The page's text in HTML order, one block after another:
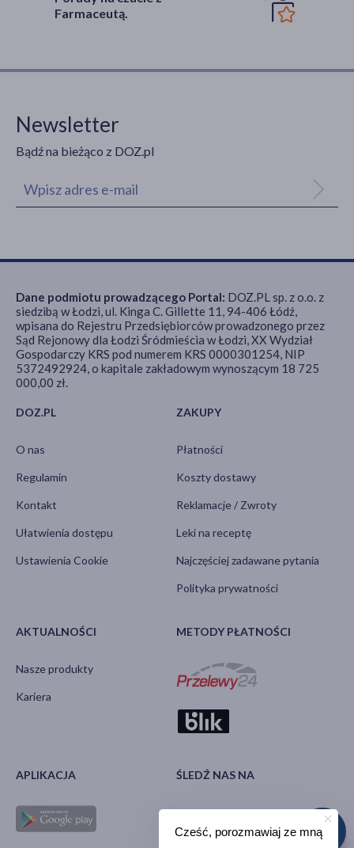
Farmaceutą.
Newsletter
Bądź na bieżąco z DOZ.pl
DOZ.PL
O nas
Regulamin
Kontakt
Ułatwienia dostępu
Ustawienia Cookie
ZAKUPY
Płatności
Koszty dostawy
Reklamacje / Zwroty
Leki na receptę
Najczęściej zadawane pytania
Polityka prywatności
AKTUALNOŚCI
Nasze produkty
Kariera
METODY PŁATNOŚCI
APLIKACJA ŚLEDŹ NAS NA
Dane podmiotu prowadzącego Portal: DOZ.PL sp. z o.o. z
siedzibą w Łodzi, ul. Kinga C. Gillette 11, 94-406 Łódź,
wpisana do Rejestru Przedsiębiorców prowadzonego przez
Sąd Rejonowy dla Łodzi Śródmieścia w Łodzi, XX Wydział
Gospodarczy KRS pod numerem KRS 0000301254, NIP
5372492924, o kapitale zakładowym wynoszącym 18 725
000,00 zł.
Cześć, porozmawiaj ze mną